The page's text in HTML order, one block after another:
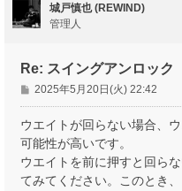
城戸慎也 (REWIND)
管理人
Re: スイングアンロック
投
稿
記
事
2025年5月20日(火) 22:42
ウエイトが回らない場合、
可能性が高いです。
ウエイトを前に押すと回ら
てみてください。このとき